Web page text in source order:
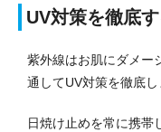
UV対策を徹底
紫外線はお肌にダメー
通してUV対策を徹底し
日焼け止めを常に携帯